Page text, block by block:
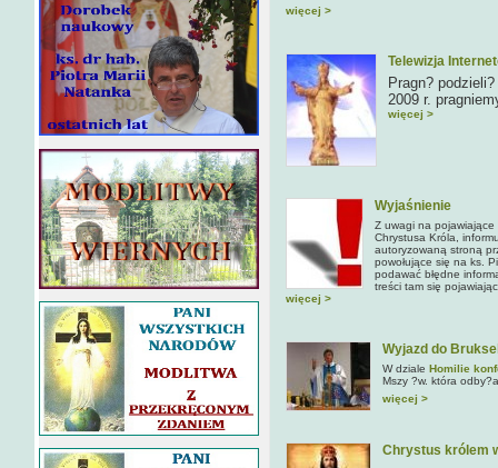
więcej >
Telewizja
Pragn?
2009 r.
więcej >
Wyjaśnienie
Z uwagi na
Chrystusa Króla,
autoryzowaną stroną
powołujące się na ks.
podawać błędne
treści tam się
więcej >
Wyjazd do
W dziale Homilie
Mszy ?w. która
więcej >
Chrystus królem